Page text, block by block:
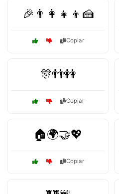
🎉👨‍👩‍👧‍👦🍰
Copiar
🎊👬👭
Copiar
🏠🌍🤝💖
Copiar